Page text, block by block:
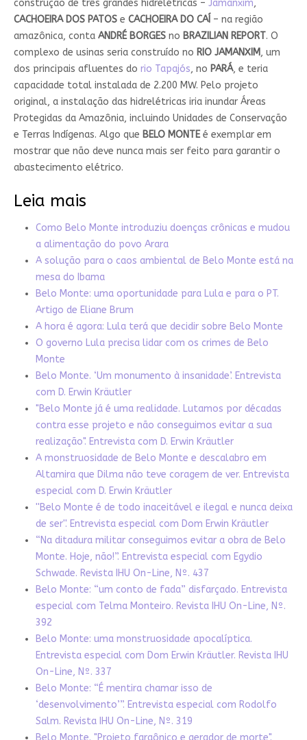
construção de três grandes hidrelétricas – Jamanxim,
CACHOEIRA DOS PATOSe CACHOEIRA DO CAÍ – na região
amazônica, conta ANDRÉ BORGESno BRAZILIAN REPORT. O
complexo de usinas seria construído no RIO JAMANXIM, um
dos principais afluentes do rio Tapajós, no PARÁ, e teria
capacidade total instalada de 2.200 MW. Pelo projeto
original, a instalação das hidrelétricas iria inundar Áreas
Protegidas da Amazônia, incluindo Unidades de Conservação
e Terras Indígenas. Algo que BELO MONTEé exemplar em
mostrar que não deve nunca mais ser feito para garantir o
abastecimento elétrico.
Leia mais
Como Belo Monte introduziu doenças crônicas e mudou
a alimentação do povo Arara
A solução para o caos ambiental de Belo Monte está na
mesa do Ibama
Belo Monte: uma oportunidade para Lula e para o PT.
Artigo de Eliane Brum
A hora é agora: Lula terá que decidir sobre Belo Monte
O governo Lula precisa lidar com os crimes de Belo
Monte
Belo Monte. ‘Um monumento à insanidade’. Entrevista
com D. Erwin Kräutler
"Belo Monte já é uma realidade. Lutamos por décadas
contra esse projeto e não conseguimos evitar a sua
realização". Entrevista com D. Erwin Kräutler
A monstruosidade de Belo Monte e descalabro em
Altamira que Dilma não teve coragem de ver. Entrevista
especial com D. Erwin Kräutler
''Belo Monte é de todo inaceitável e ilegal e nunca deixa
de ser''. Entrevista especial com Dom Erwin Kräutler
“Na ditadura militar conseguimos evitar a obra de Belo
Monte. Hoje, não!”. Entrevista especial com Egydio
Schwade. Revista IHU On-Line, Nº. 437
Belo Monte: “um conto de fada” disfarçado. Entrevista
especial com Telma Monteiro. Revista IHU On-Line, Nº.
392
Belo Monte: uma monstruosidade apocalíptica.
Entrevista especial com Dom Erwin Kräutler. Revista IHU
On-Line, Nº. 337
Belo Monte: “É mentira chamar isso de
‘desenvolvimento’”. Entrevista especial com Rodolfo
Salm. Revista IHU On-Line, Nº. 319
Belo Monte. "Projeto faraônico e gerador de morte".